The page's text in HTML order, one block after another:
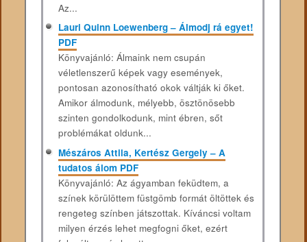
Az...
Lauri Quinn Loewenberg – Álmodj rá egyet!
PDF
Könyvajánló: Álmaink nem csupán
véletlenszerű képek vagy események,
pontosan azonosítható okok váltják ki őket.
Amikor álmodunk, mélyebb, ösztönösebb
szinten gondolkodunk, mint ébren, sőt
problémákat oldunk...
Mészáros Attila, Kertész Gergely – A
tudatos álom PDF
Könyvajánló: Az ágyamban feküdtem, a
színek körülöttem füstgömb formát öltöttek és
rengeteg színben játszottak. Kíváncsi voltam
milyen érzés lehet megfogni őket, ezért